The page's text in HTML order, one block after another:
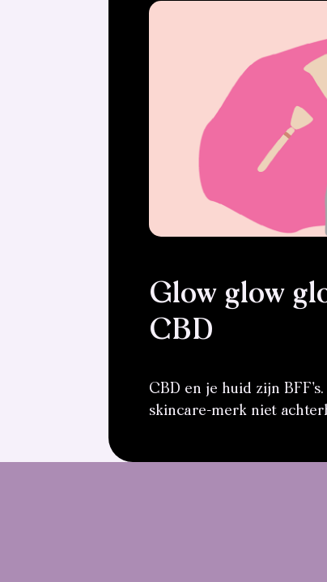
Glow glow
CBD
CBD en je huid zijn
skincare-merk niet